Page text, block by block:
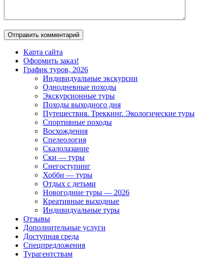
Карта сайта
Оформить заказ!
График туров, 2026
Индивидуальные экскурсии
Однодневные походы
Экскурсионные туры
Походы выходного дня
Путешествия. Треккинг. Экологические туры
Спортивные походы
Восхождения
Спелеология
Скалолазание
Ски — туры
Снегоступинг
Хобби — туры
Отдых с детьми
Новогодние туры — 2026
Креативные выходные
Индивидуальные туры
Отзывы
Дополнительные услуги
Доступная среда
Спецпредложения
Турагентствам